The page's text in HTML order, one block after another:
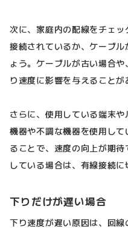
次に、家庭内の配線をチェ
接続されているか、ケーブ
ょう。ケーブルが古い場合
り速度に影響を与えることが
さらに、使用している端末
機器や不調な機器を使用し
ることで、速度の向上が期
している場合は、有線接続に
下りだけが遅い場合
下り速度が遅い原因は、回